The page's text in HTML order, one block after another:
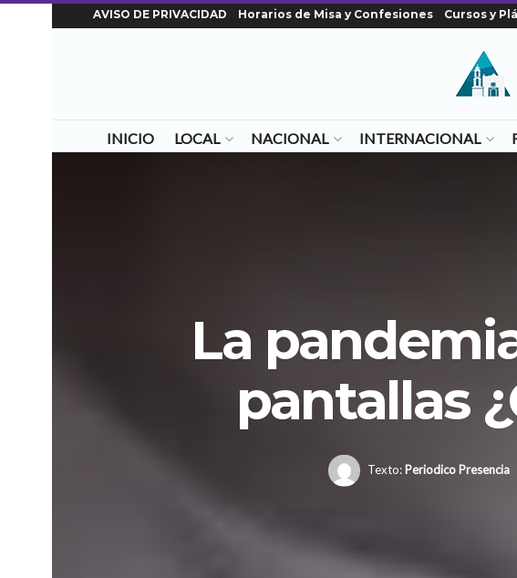
AVISO DE PRIVACIDAD Horarios de Misa y Confesiones Cursos y
INICIO LOCAL NACIONAL INTERNACIONAL
La
pantallas
Texto:Periodico Presencia